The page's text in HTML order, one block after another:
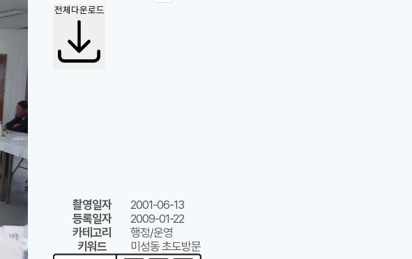
전체다운로드
촬영일자
2001-06-13
등록일자
2009-01-22
카테고리
행정/운영
키워드
미성동 초도방문